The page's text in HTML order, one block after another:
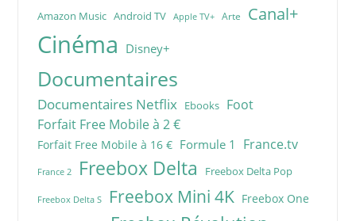
Amazon Music Android TV Apple TV+ Arte Canal+
Cinéma Disney+
Documentaires
Documentaires Netflix Ebooks Foot
Forfait Free Mobile à 2 €
Forfait Free Mobile à 16 € Formule 1 France.tv
France 2 Freebox Delta Freebox Delta Pop
Freebox Delta S Freebox Mini 4K Freebox One